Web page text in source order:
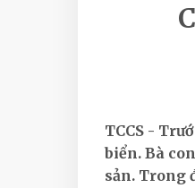
TCCS -
biển. Bà
sản. Trong